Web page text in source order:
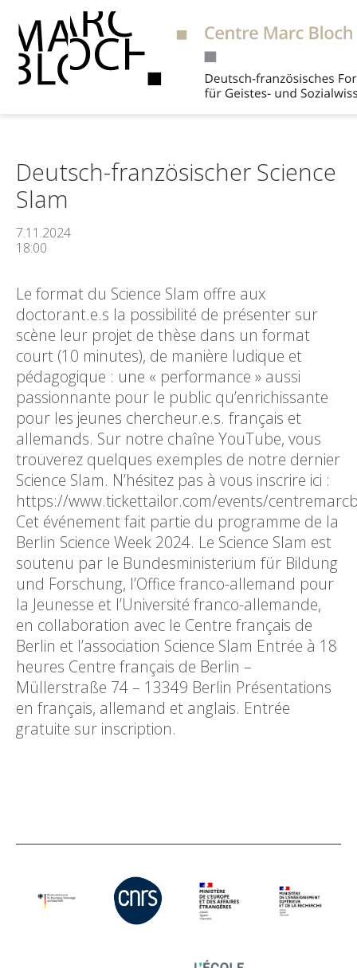
Deutsch-französischer Science
Slam
7.11.2024
18:00
Le format du Science Slam offre aux
doctorant.e.s la possibilité de présenter sur
scène leur projet de thèse dans un format
court (10 minutes), de manière ludique et
pédagogique : une « performance » aussi
passionnante pour le public qu’enrichissante
pour les jeunes chercheur.e.s. français et
allemands. Sur notre chaîne YouTube, vous
trouverez quelques exemples de notre dernier
Science Slam. N’hésitez pas à vous inscrire ici :
https://www.tickettailor.com/events/
Cet événement fait partie du programme de la
Berlin Science Week 2024. Le Science Slam est
soutenu par le Bundesministerium für Bildung
und Forschung, l’Office franco-allemand pour
la Jeunesse et l’Université franco-allemande,
en collaboration avec le Centre français de
Berlin et l’association Science Slam Entrée à 18
heures Centre français de Berlin –
Müllerstraße 74 – 13349 Berlin Présentations
en français, allemand et anglais. Entrée
gratuite sur inscription.